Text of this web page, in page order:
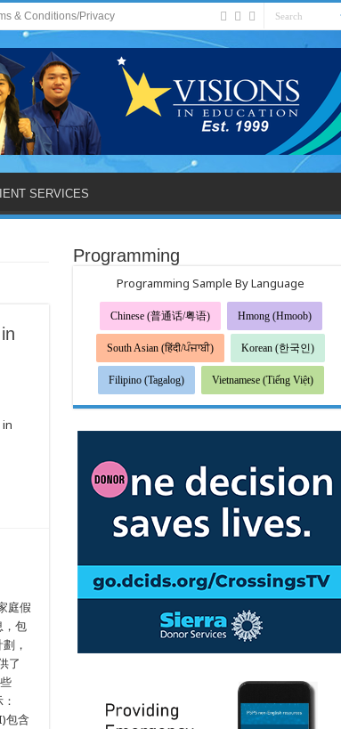
& Conditions/Privacy
SERVICES
庭假
，包
，
了
包含
Programming
Programming Sample By Language
Chinese (普通话/粤语) Hmong (Hmoob)
South Asian (हिंदी/ਪੰਜਾਬੀ) Korean (한국인)
Filipino (Tagalog) Vietnamese (Tiếng Việt)